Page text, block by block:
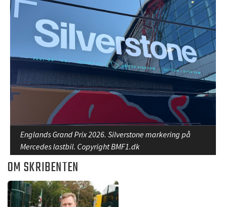
Englands Grand Prix 2026. Silverstone markering på
Mercedes lastbil. Copyright BMF1.dk
OM SKRIBENTEN